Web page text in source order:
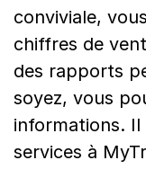
conviviale,
chiffres de
des rapports
soyez, vous
informations. Il
services à